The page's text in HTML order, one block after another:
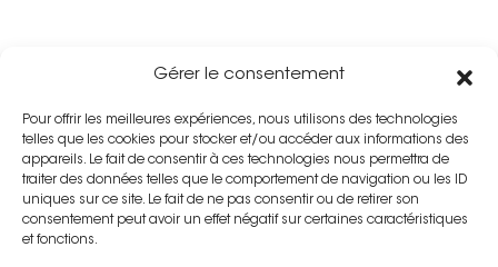
Gérer le consentement
Pour offrir les meilleures expériences, nous utilisons des technologies
telles que les cookies pour stocker et/ou accéder aux informations des
appareils. Le fait de consentir à ces technologies nous permettra de
traiter des données telles que le comportement de navigation ou les ID
uniques sur ce site. Le fait de ne pas consentir ou de retirer son
consentement peut avoir un effet négatif sur certaines caractéristiques
et fonctions.